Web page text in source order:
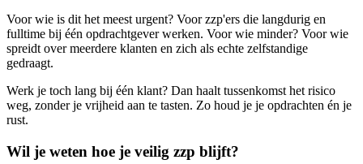
Voor wie is dit het meest urgent? Voor zzp'ers die langdurig en
fulltime bij één opdrachtgever werken. Voor wie minder? Voor wie
spreidt over meerdere klanten en zich als echte zelfstandige
gedraagt.
Werk je toch lang bij één klant? Dan haalt tussenkomst het risico
weg, zonder je vrijheid aan te tasten. Zo houd je je opdrachten én je
rust.
Wil je weten hoe je veilig zzp blijft?